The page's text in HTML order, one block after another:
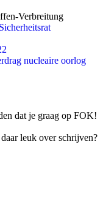
Verbreitung
nucleaire oorlog
dat je graag op FOK!
leuk over schrijven?